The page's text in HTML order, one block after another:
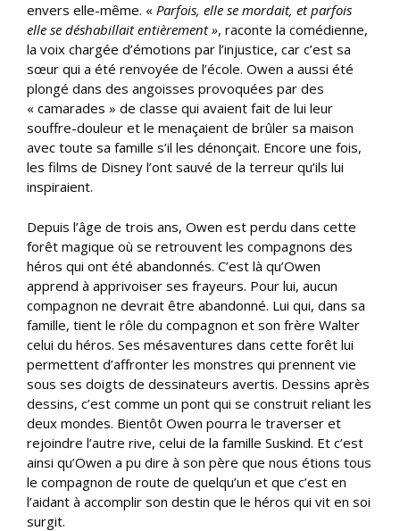
envers elle-même. « Parfois, elle se mordait, et parfois
elle se déshabillait entièrement », raconte la comédienne,
la voix chargée d’émotions par l’injustice, car c’est sa
sœur qui a été renvoyée de l’école. Owen a aussi été
plongé dans des angoisses provoquées par des
« camarades » de classe qui avaient fait de lui leur
souffre-douleur et le menaçaient de brûler sa maison
avec toute sa famille s’il les dénonçait. Encore une fois,
les films de Disney l’ont sauvé de la terreur qu’ils lui
inspiraient.
Depuis l’âge de trois ans, Owen est perdu dans cette
forêt magique où se retrouvent les compagnons des
héros qui ont été abandonnés. C’est là qu’Owen
apprend à apprivoiser ses frayeurs. Pour lui, aucun
compagnon ne devrait être abandonné. Lui qui, dans sa
famille, tient le rôle du compagnon et son frère Walter
celui du héros. Ses mésaventures dans cette forêt lui
permettent d’affronter les monstres qui prennent vie
sous ses doigts de dessinateurs avertis. Dessins après
dessins, c’est comme un pont qui se construit reliant les
deux mondes. Bientôt Owen pourra le traverser et
rejoindre l’autre rive, celui de la famille Suskind. Et c’est
ainsi qu’Owen a pu dire à son père que nous étions tous
le compagnon de route de quelqu’un et que c’est en
l’aidant à accomplir son destin que le héros qui vit en soi
surgit.